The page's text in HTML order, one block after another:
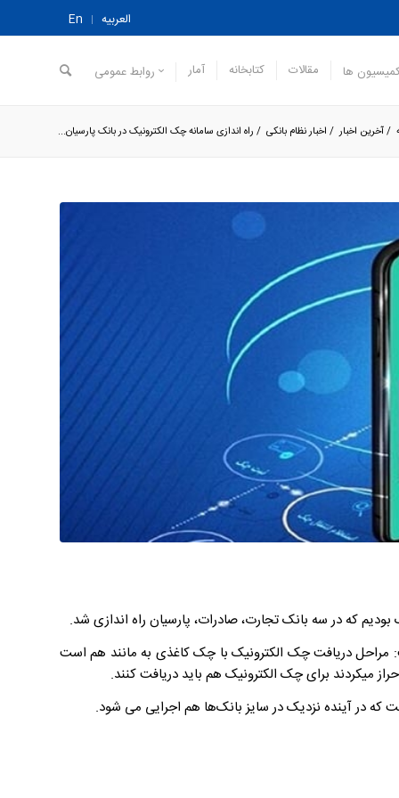
العربیه En
ها مقالات کتابخانه آمار روابط عمومی
/آخرین اخبار / اخبار نظام بانکی / راه اندازی سامانه چک الکترونیک در بانک پارسیان...
که در سه بانک تجارت، صادرات، پارسیان راه اندازی شد.
مراحل دریافت چک الکترونیک با چک کاغذی به مانند هم است
میکردند برای چک الکترونیک هم باید دریافت کنند.
در آینده نزدیک در سایز بانک‌ها هم اجرایی می شود.